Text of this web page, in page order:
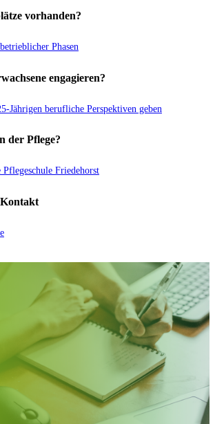
vorhanden?
Phasen
engagieren?
Jährigen berufliche Perspektiven geben
der Pflege?
Pflegeschule Friedehorst